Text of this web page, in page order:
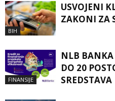
BIH
USVOJENI
ZAKONI ZA
FINANSIJE
NLB BANKA
DO 20
SREDSTAVA